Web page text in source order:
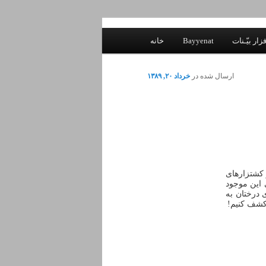
خانه Bayyenat بیّـنات
ارسال شده در خرداد ۲۰, ۱۳۸۹
موجود
درختان به
کشف کنیم!